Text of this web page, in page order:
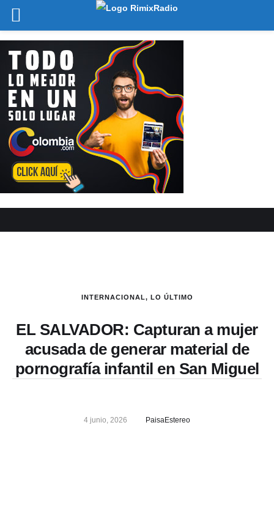
INTERNACIONAL, LO ÚLTIMO
EL SALVADOR: Capturan a mujer
acusada de generar material de
pornografía infantil en San Miguel
4 junio, 2026 PaisaEstereo